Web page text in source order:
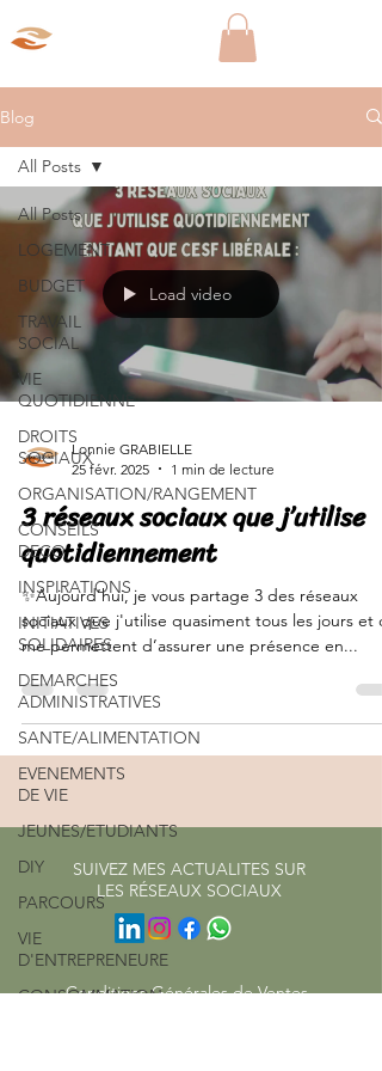
Blog
All Posts
LOGEMENT
BUDGET
TRAVAIL
SOCIAL
VIE
QUOTIDIENNE
DROITS
SOCIAUX
ORGANISATION/RANGEMENT
CONSEILS
DECO
INSPIRATIONS
INITIATIVES
SOLIDAIRES
DEMARCHES
ADMINISTRATIVES
SANTE/ALIMENTATION
EVENEMENTS
DE VIE
JEUNES/ETUDIANTS
DIY
PARCOURS
VIE
D'ENTREPRENEURE
CONSOMMATION
All Posts
Load video
Lonnie GRABIELLE
25 févr. 2025
1 min de lecture
3 réseaux sociaux que j’utilise
quotidiennement
✨Aujourd’hui, je vous partage 3 des réseaux
sociaux que j'utilise quasiment tous les jours et
me permettent d’assurer une présence en...
SUIVEZ MES ACTUALITES SUR
LES RÉSEAUX SOCIAUX
Conditions Générales de Ventes